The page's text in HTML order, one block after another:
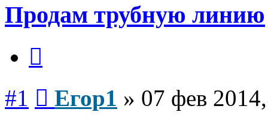
Продам трубную линию
#1 Егор1 » 07 фев